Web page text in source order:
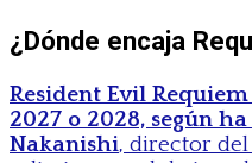
¿Dónde encaja
Resident Evil
2027 o 2028, según
Nakanishi, director del